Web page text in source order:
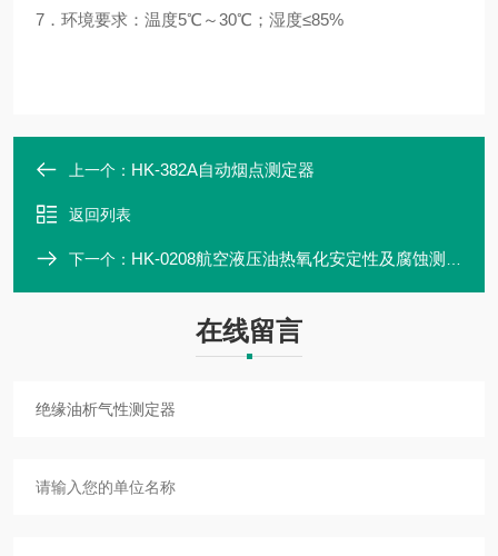
7 ．环境要求：温度5℃～30℃；湿度≤85%
上一个： HK-382A自动烟点测定器
返回列表
下一个： HK-0208航空液压油热氧化安定性及腐蚀测定器
在线留言